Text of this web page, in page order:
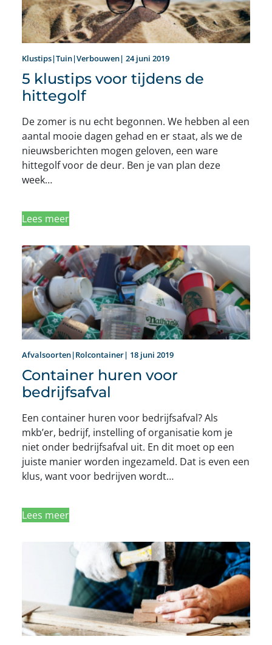
Klustips|Tuin|Verbouwen| 24 juni 2019
5 klustips voor tijdens de
hittegolf
De zomer is nu echt begonnen. We hebben al een
aantal mooie dagen gehad en er staat, als we de
nieuwsberichten mogen geloven, een ware
hittegolf voor de deur. Ben je van plan deze
week…
Lees meer
Afvalsoorten|Rolcontainer| 18 juni 2019
Container huren voor
bedrijfsafval
Een container huren voor bedrijfsafval? Als
mkb’er, bedrijf, instelling of organisatie kom je
niet onder bedrijfsafval uit. En dit moet op een
juiste manier worden ingezameld. Dat is even een
klus, want voor bedrijven wordt…
Lees meer